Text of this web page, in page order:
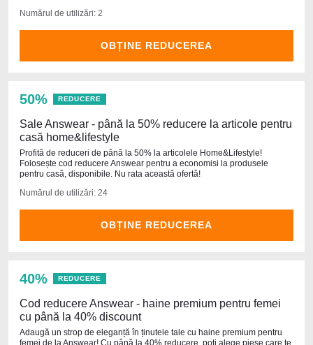
Numărul de utilizări: 2
OBȚINE REDUCEREA
50% REDUCERE
Sale Answear - până la 50% reducere la articole pentru
casă home&lifestyle
Profită de reduceri de până la 50% la articolele Home&Lifestyle!
Folosește cod reducere Answear pentru a economisi la produsele
pentru casă, disponibile. Nu rata această ofertă!
Numărul de utilizări: 24
OBȚINE REDUCEREA
40% REDUCERE
Cod reducere Answear - haine premium pentru femei
cu până la 40% discount
Adaugă un strop de eleganță în ținutele tale cu haine premium pentru
femei de la Answear! Cu până la 40% reducere, poți alege piese care te